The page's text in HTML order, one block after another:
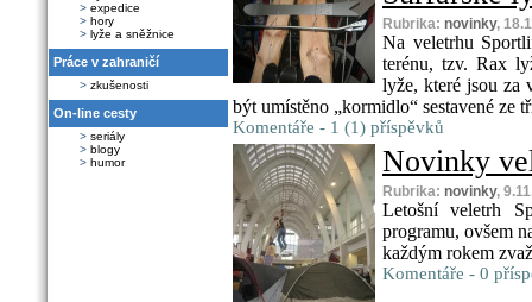
> expedice
> hory
> lyže a sněžnice
Práce v zahraničí
> zkušenosti
On-line cesty
> seriály
> blogy
> humor
Rubrika: novinky,
Na veletrhu
terénu, tzv. Rax
lyže, které jsou za
být umístěno „kormidlo“ sestavené ze
Komentáře - 1 (1) příspěvků
Novinky
Rubrika: novinky,
Letošní veletrh
programu, ovšem
každým rokem
Komentáře - 0